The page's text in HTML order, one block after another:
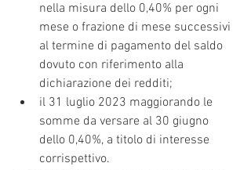
nella misura dello 0,40% per ogni
mese o frazione di mese successivi
al termine di pagamento del saldo
dovuto con riferimento alla
dichiarazione dei redditi;
il 31 luglio 2023 maggiorando le
somme da versare al 30 giugno
dello 0,40%, a titolo di interesse
corrispettivo.